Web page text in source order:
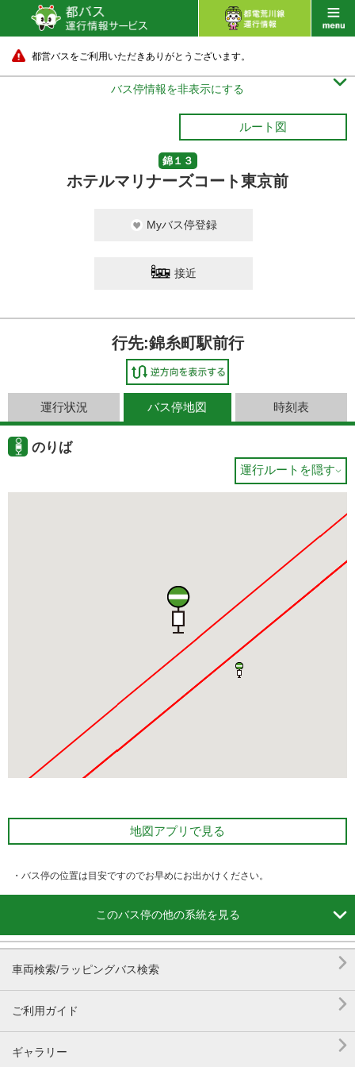
都営バスをご利用いただきありがとうございます。
バス停情報を非表示にする 
ルート図
錦１３
ホテルマリナーズコート東京前
Myバス停登録
接近
行先:錦糸町駅前行
運行状況 バス停地図 時刻表
のりば
運行ルートを隠す
地図アプリで見る
・バス停の位置は目安ですのでお早めにお出かけください。
このバス停の他の系統を見る 
車両検索/ラッピングバス検索 
ご利用ガイド 
ギャラリー 